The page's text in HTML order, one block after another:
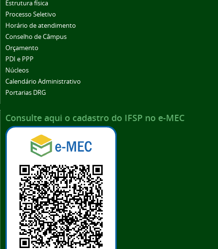
Estrutura física
Processo Seletivo
Horário de atendimento
Conselho de Câmpus
Orçamento
PDI e PPP
Núcleos
Calendário Administrativo
Portarias DRG
Consulte aqui o cadastro do IFSP no e-MEC